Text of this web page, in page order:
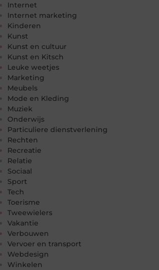
Internet
Internet marketing
Kinderen
Kunst
Kunst en cultuur
Kunst en Kitsch
Leuke weetjes
Marketing
Meubels
Mode en Kleding
Muziek
Onderwijs
Particuliere dienstverlening
Rechten
Recreatie
Relatie
Sociaal
Sport
Tech
Toerisme
Tweewielers
Vakantie
Verbouwen
Vervoer en transport
Webdesign
Winkelen